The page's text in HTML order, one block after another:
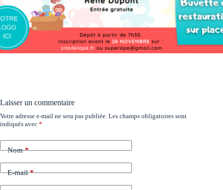
Laisser un commentaire
Votre adresse e-mail ne sera pas publiée. Les champs obligatoires sont
indiqués avec *
Nom*
E-mail*